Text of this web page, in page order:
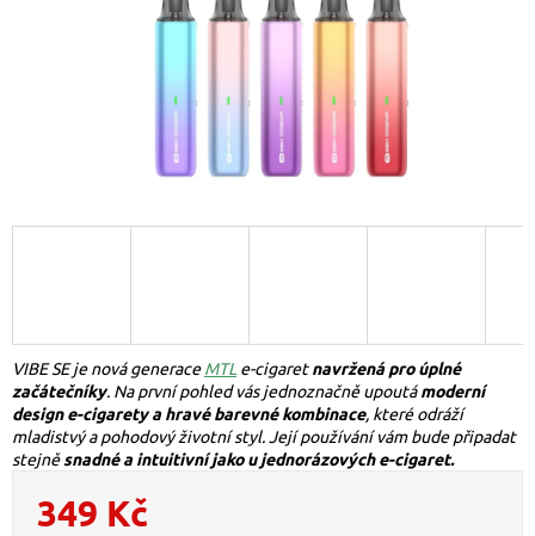
349 Kč
VIBE SE je nová generaceMTL e-cigaretnavržená pro úplné
začátečníky. Na první pohled vás jednoznačně upoutámoderní
design e-cigarety a hravé barevné kombinace, které odráží
mladistvý a pohodový životní styl. Její používání vám bude připadat
stejněsnadné a intuitivní jako u jednorázových e-cigaret.